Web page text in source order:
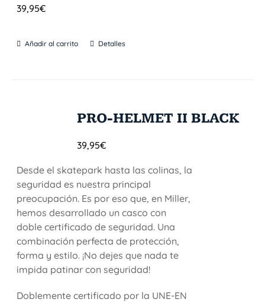
39,95€
Añadir al carrito Detalles
PRO-HELMET II BLACK
39,95€
Desde el skatepark hasta las colinas, la
seguridad es nuestra principal
preocupación. Es por eso que, en Miller,
hemos desarrollado un casco con
doble certificado de seguridad. Una
combinación perfecta de protección,
forma y estilo. ¡No dejes que nada te
impida patinar con seguridad!
Doblemente certificado por la UNE-EN